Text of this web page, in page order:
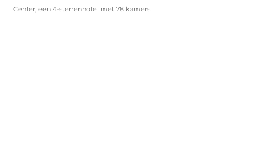
Center, een 4-sterrenhotel met 78 kamers.